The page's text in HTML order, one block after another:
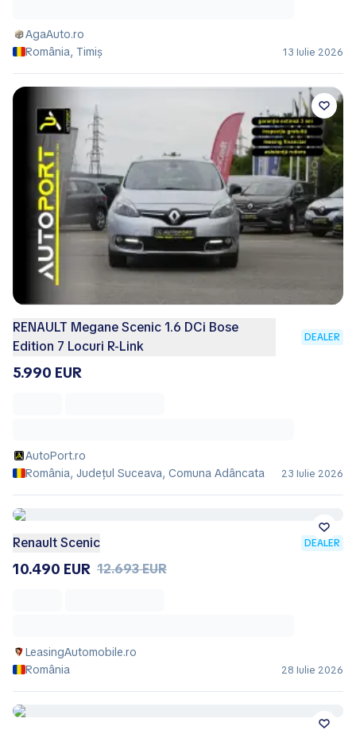
AgaAuto.ro
România, Timiș
13 Iulie 2026
RENAULT Megane Scenic 1.6 DCi Bose
Edition 7 Locuri R-Link
DEALER
5.990 EUR
AutoPort.ro
România, Județul Suceava, Comuna Adâncata
23 Iulie 2026
Renault Scenic DEALER
10.490 EUR 12.693 EUR
LeasingAutomobile.ro
România
28 Iulie 2026